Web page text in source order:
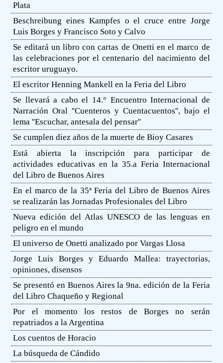
Plata
Beschreibung eines Kampfes o el cruce entre Jorge
Luis Borges y Francisco Soto y Calvo
Se editará un libro con cartas de Onetti en el marco de
las celebraciones por el centenario del nacimiento del
escritor uruguayo.
El escritor Henning Mankell en la Feria del Libro
Se llevará a cabo el 14.° Encuentro Internacional de
Narración Oral ''Cuenteros y Cuentacuentos'', bajo el
lema ''Escuchar, antesala del pensar''
Se cumplen diez años de la muerte de Bioy Casares
Está abierta la inscripción para participar de
actividades educativas en la 35.a Feria Internacional
del Libro de Buenos Aires
En el marco de la 35ª Feria del Libro de Buenos Aires
se realizarán las Jornadas Profesionales del Libro
Nueva edición del Atlas UNESCO de las lenguas en
peligro en el mundo
El universo de Onetti analizado por Vargas Llosa
Jorge Luis Borges y Eduardo Mallea: trayectorias,
opiniones, disensos
Se presentó en Buenos Aires la 9na. edición de la Feria
del Libro Chaqueño y Regional
Por el momento los restos de Borges no serán
repatriados a la Argentina
Los cuentos de Horacio
La búsqueda de Cándido